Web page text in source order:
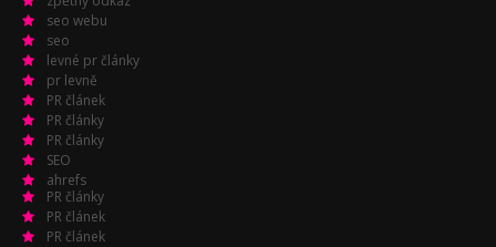
seo webu
seo
levné pr články
pr levně
PR článek
PR články
PR články
SEO
ahrefs
PR články
PR článek
PR článek